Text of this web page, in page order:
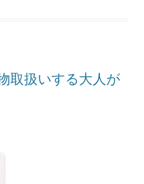
取扱いする大人が